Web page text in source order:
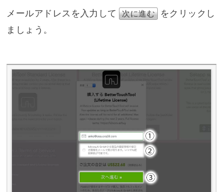
メールアドレスを入力して 次に進む
をクリックし
ましょう。